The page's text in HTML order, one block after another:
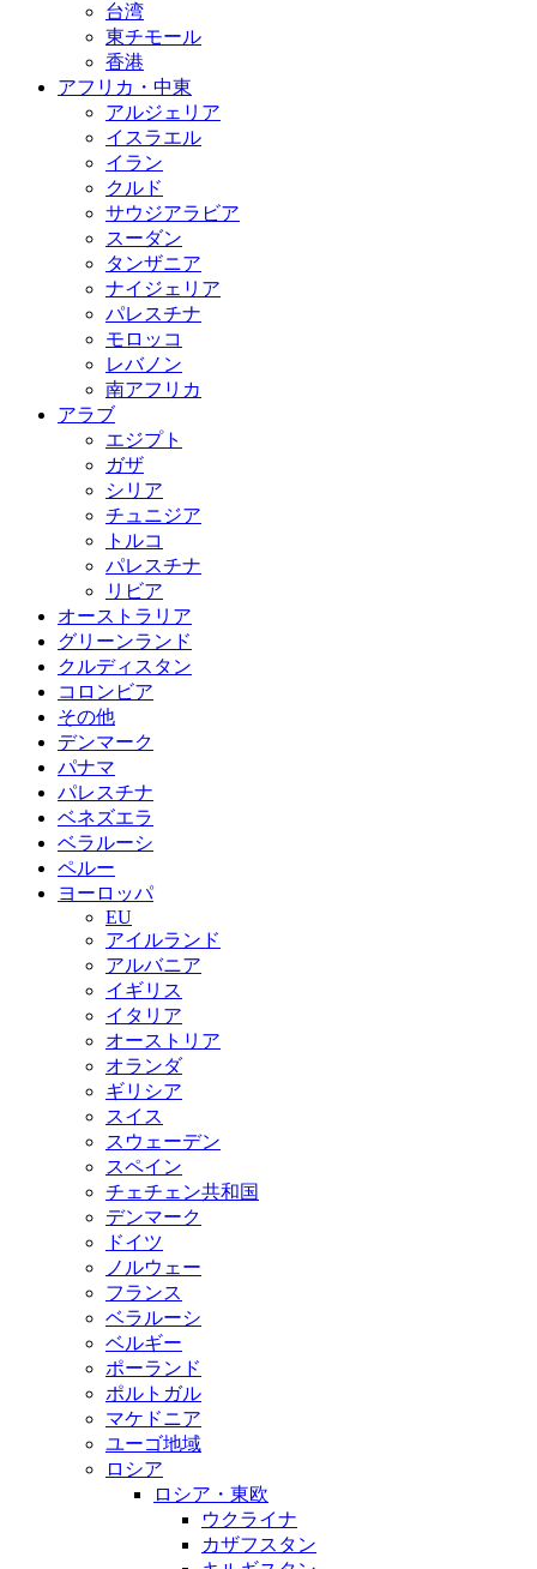
台湾
東チモール
香港
アフリカ・中東
アルジェリア
イスラエル
イラン
クルド
サウジアラビア
スーダン
タンザニア
ナイジェリア
パレスチナ
モロッコ
レバノン
南アフリカ
アラブ
エジプト
ガザ
シリア
チュニジア
トルコ
パレスチナ
リビア
オーストラリア
グリーンランド
クルディスタン
コロンビア
その他
デンマーク
パナマ
パレスチナ
ベネズエラ
ベラルーシ
ペルー
ヨーロッパ
EU
アイルランド
アルバニア
イギリス
イタリア
オーストリア
オランダ
ギリシア
スイス
スウェーデン
スペイン
チェチェン共和国
デンマーク
ドイツ
ノルウェー
フランス
ベラルーシ
ベルギー
ポーランド
ポルトガル
マケドニア
ユーゴ地域
ロシア
ロシア・東欧
ウクライナ
カザフスタン